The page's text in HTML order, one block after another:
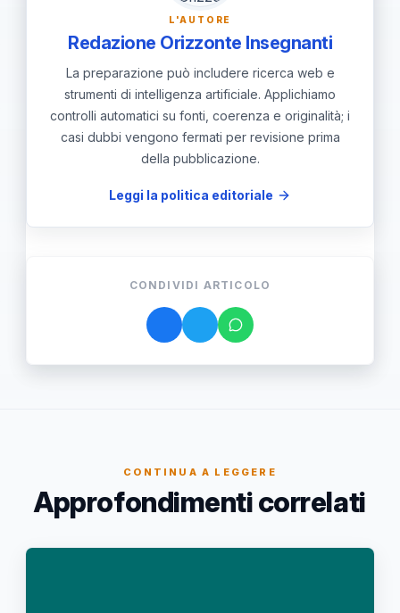
vanno nel fascicolo; può esserci
credito formativo o registrazione
della situazione nel dossier.
L'AUTORE
Redazione Orizzonte Insegnanti
La preparazione può includere ricerca web e
strumenti di intelligenza artificiale. Applichiamo
controlli automatici su fonti, coerenza e originalità; i
casi dubbi vengono fermati per revisione prima
della pubblicazione.
Leggi la politica editoriale
CONDIVIDI ARTICOLO
CONTINUA A LEGGERE
Approfondimenti correlati